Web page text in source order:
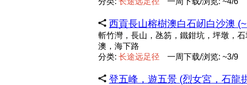
西貢長山榕樹澳白石屻白沙澳
斬竹灣，長山，氹笏，鐵鉗坑，坪墩，
澳，海下路
分类: 长途远足径 一周下载/浏览: ~3/9
登五峰，遊五景 (烈女宮，石龍